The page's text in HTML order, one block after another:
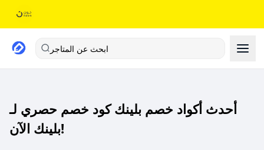
ابحث عن المتاجر
أحدث أكواد خصم بلينك كود خصم حصري لـ
بلينك الآن!